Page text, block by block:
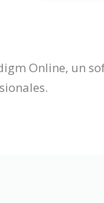
Online, un